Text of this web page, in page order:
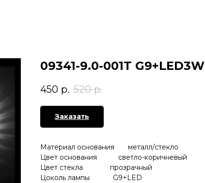
09341-9.0-001T G9 +LED3W
450 р. 520 р.
Заказать
Материал основания металл/стекло
Цвет основания светло-коричневый
Цвет стекла прозрачный
Цоколь лампы G9+LED